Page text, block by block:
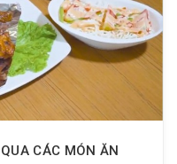
CÁC MÓN ĂN